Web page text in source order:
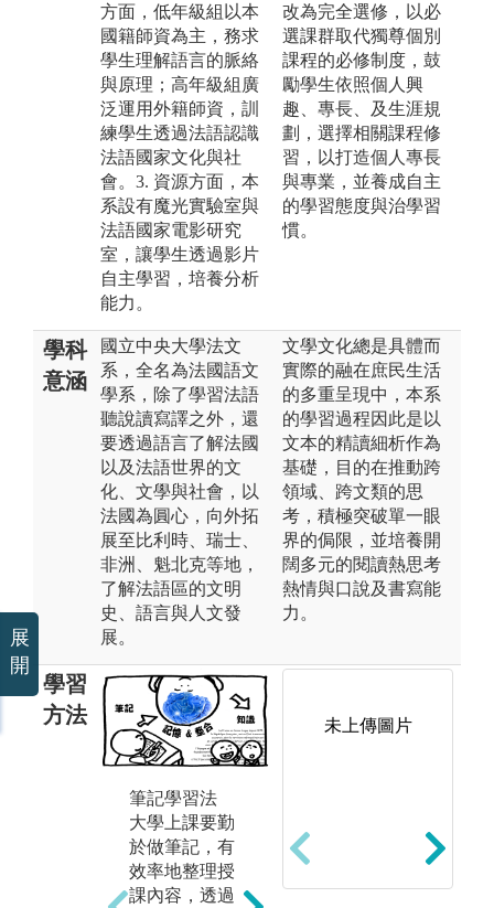
方面，低年級組以本
國籍師資為主，務求
學生理解語言的脈絡
與原理；高年級組廣
泛運用外籍師資，訓
練學生透過法語認識
法語國家文化與社
會。3. 資源方面，本
系設有魔光實驗室與
法語國家電影研究
室，讓學生透過影片
自主學習，培養分析
能力。
改為完全選修，以必
選課群取代獨尊個別
課程的必修制度，鼓
勵學生依照個人興
趣、專長、及生涯規
劃，選擇相關課程修
習，以打造個人專長
與專業，並養成自主
的學習態度與治學習
慣。
學科
意涵
國立中央大學法文
系，全名為法國語文
學系，除了學習法語
聽說讀寫譯之外，還
要透過語言了解法國
以及法語世界的文
化、文學與社會，以
法國為圓心，向外拓
展至比利時、瑞士、
非洲、魁北克等地，
了解法語區的文明
史、語言與人文發
展。
文學文化總是具體而
實際的融在庶民生活
的多重呈現中，本系
的學習過程因此是以
文本的精讀細析作為
基礎，目的在推動跨
領域、跨文類的思
考，積極突破單一眼
界的侷限，並培養開
闊多元的閱讀熱思考
熱情與口說及書寫能
力。
學習
方法
筆記學習法
大學上課要勤
於做筆記，有
效率地整理授
課內容，透過
能只是紙上作
業，必須要能
夠透過相關的
未上傳圖片
展
開